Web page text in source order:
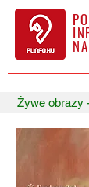
Żywe obrazy